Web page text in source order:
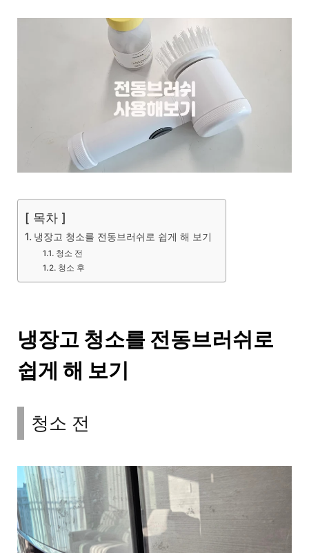
[ 목차 ]
냉장고 청소를 전동브러쉬로 쉽게 해 보기
청소 전
청소 후
냉장고 청소를 전동브러쉬로
쉽게 해 보기
청소 전